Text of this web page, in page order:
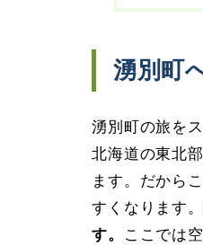
湧別町
湧別町の旅を
北海道の東北
ます。だから
すくなります。
す。
ここでは